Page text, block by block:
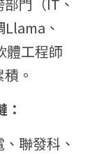
、
體工程師
。
聯發科、